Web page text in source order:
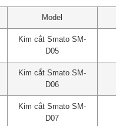
Model
Kim cắt Smato SM-
D05
Kim cắt Smato SM-
D06
Kim cắt Smato SM-
D07